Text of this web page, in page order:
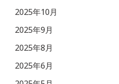
2025年10月
2025年9月
2025年8月
2025年6月